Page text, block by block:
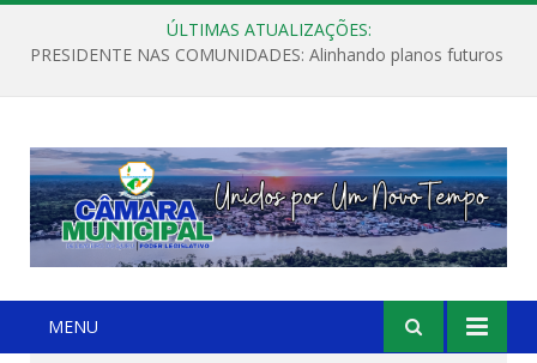
ÚLTIMAS ATUALIZAÇÕES:
PRESIDENTE NAS COMUNIDADES: Alinhando planos futuros
MENU